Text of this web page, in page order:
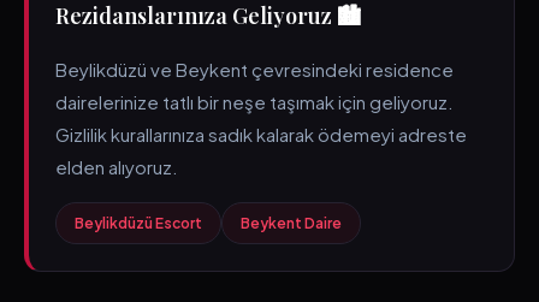
Rezidanslarınıza Geliyoruz 🏙️
Beylikdüzü ve Beykent çevresindeki residence
dairelerinize tatlı bir neşe taşımak için geliyoruz.
Gizlilik kurallarınıza sadık kalarak ödemeyi adreste
elden alıyoruz.
Beylikdüzü Escort Beykent Daire